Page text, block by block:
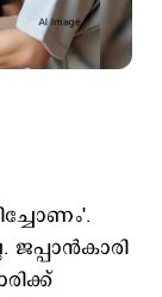
ജപ്പാന്‍കാരി